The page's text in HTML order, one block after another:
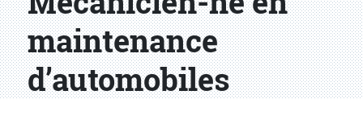
maintenance
d’automobiles